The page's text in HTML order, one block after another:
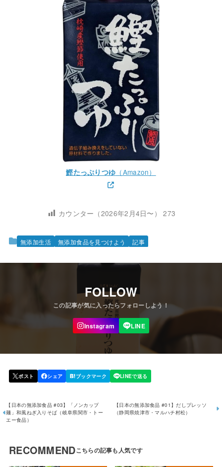
鰹たっぷりつゆ （Amazon）
カウンター（2026年2月4日〜） 273
無添加生活 無添加食品を見つけよう 記事
FOLLOW
【日本の無添加食品 #03】「ノンカップ
麺」和風ねぎ入りそば（岐阜県関市・トー
エー食品）
【日本の無添加食品 #01】だしプレッソ
（静岡県焼津市・マルハチ村松）
RECOMMEND